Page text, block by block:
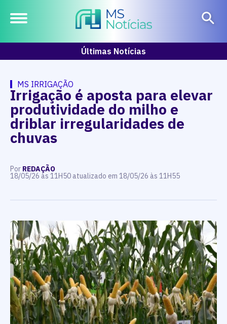
Últimas Notícias
MS IRRIGAÇÃO
Irrigação é aposta para elevar
produtividade do milho e
driblar irregularidades de
chuvas
Por REDAÇÃO
18/05/26 às 11H50 atualizado em 18/05/26 às 11H55